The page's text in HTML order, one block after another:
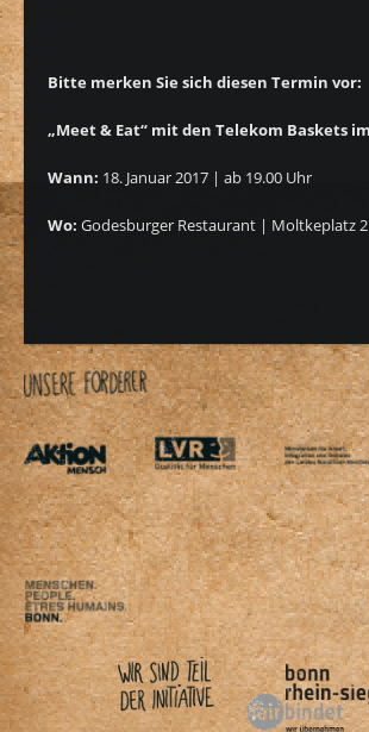
Bitte merken Sie sich diesen Termin vor:
„Meet & Eat“ mit den Telekom Baskets
Wann: 18. Januar 2017 | ab 19.00 Uhr
Wo: Godesburger Restaurant | Moltkeplatz